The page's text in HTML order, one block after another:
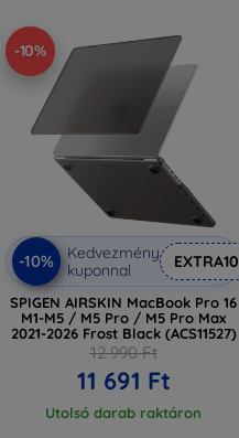
-10%
-10%
Kedvezmény
kuponnal
EXTRA10
SPIGEN AIRSKIN MacBook Pro 16
M1-M5 / M5 Pro / M5 Pro Max
2021-2026 Frost Black (ACS11527)
12 990 Ft
11 691 Ft
Utolsó darab raktáron